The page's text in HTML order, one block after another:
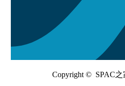
Copyright © SPAC